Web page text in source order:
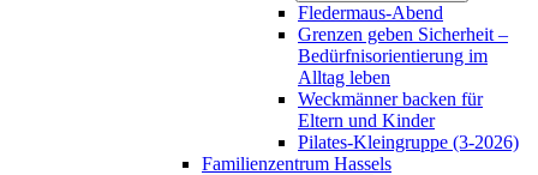
Fledermaus-Abend
Grenzen geben Sicherheit –
Bedürfnisorientierung im
Alltag leben
Weckmänner backen für
Eltern und Kinder
Pilates-Kleingruppe (3-2026)
Familienzentrum Hassels